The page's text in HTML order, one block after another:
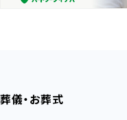
葬儀・お葬式